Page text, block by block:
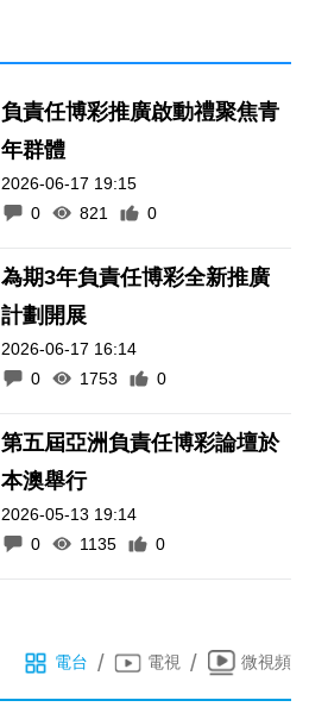
負責任博彩推廣啟動禮聚焦青
年群體
2026-06-17 19:15
0
821 0
為期3年負責任博彩全新推廣
計劃開展
2026-06-17 16:14
0
1753 0
第五屆亞洲負責任博彩論壇於
本澳舉行
2026-05-13 19:14
0
1135 0
電台 / 電視 / 微視頻